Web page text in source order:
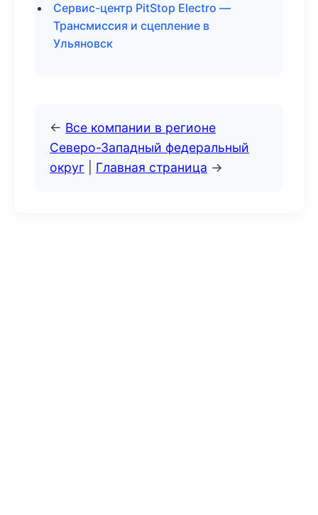
Сервис-центр PitStop Electro —
Трансмиссия и сцепление в
Ульяновск
← Все компании в регионе
Северо-Западный федеральный
округ
Главная страница →